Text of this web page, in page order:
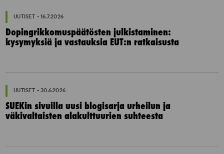
UUTISET - 16.7.2026
Dopingrikkomuspäätösten julkistaminen:
kysymyksiä ja vastauksia EUT:n ratkaisusta
UUTISET - 30.6.2026
SUEKin sivuilla uusi blogisarja urheilun ja
väkivaltaisten alakulttuurien suhteesta